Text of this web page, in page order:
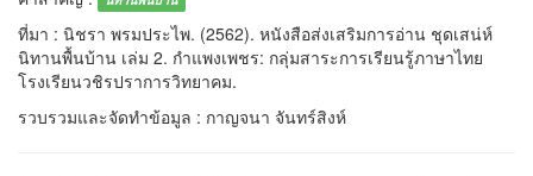
ที่มา : นิชรา พรมประไพ. (2562). หนังสือส่งเสริมการอ่าน ชุดเสน่ห์
นิทานพื้นบ้าน เล่ม 2. กำแพงเพชร: กลุ่มสาระการเรียนรู้ภาษาไทย
โรงเรียนวชิรปราการวิทยาคม.
รวบรวมและจัดทำข้อมูล : กาญจนา จันทร์สิงห์